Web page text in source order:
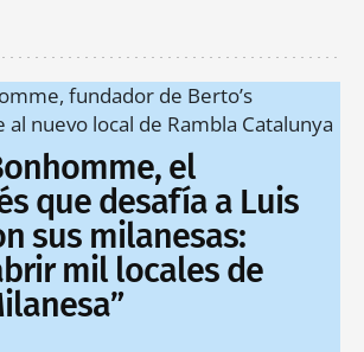
el
que desafía a Luis
sus milanesas:
mil locales de